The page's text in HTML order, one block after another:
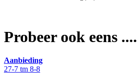
Probeer ook eens ....
Aanbieding
27-7 tm 8-8